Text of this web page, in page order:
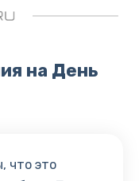
на День
что это